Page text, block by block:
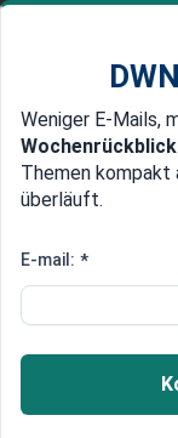
Newsticker
Edelmetalle
Als
Fortbildung
Weniger E-Mails,
Wochenrückblick
Themen
überläuft.
E-mail: *